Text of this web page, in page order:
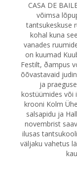
CASA DE
võimsa
tantsukeskuse
kohal kuna
vanades
on kuumad
Festilt, ðampus
õõvastavaid
ja
kostüümides või
krooni Kolm
salsapidu ja
novembrist
ilusas
väljaku vahetus